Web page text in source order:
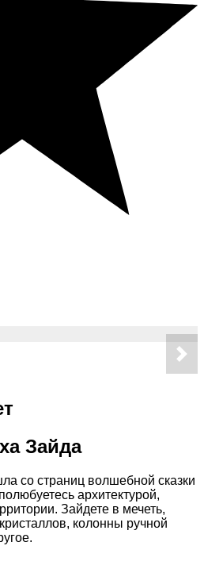
Зайда
со страниц волшебной сказки
архитектурой,
Зайдете в мечеть,
колонны ручной